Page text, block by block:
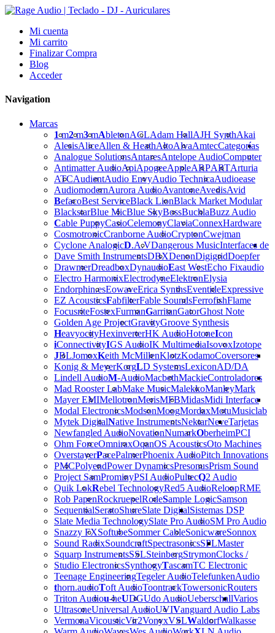
Mi cuenta
Mi carrito
Finalizar Compra
Blog
Acceder
Navigation
Marcas
1m2m3mAbletonACLAdam HallAJH SynthAkai
AlesisAliceAllen & HeathAltoAlvaAmtec
Analogue SolutionsAntaresAntelope Audio
Antimatter AudioApiApogeeAppleARPARTArturia
ATCAudientAudio EnvyAudio TechnicaAudioease
AudiomodernAurora AudioAvantoneAvedisAvid
BefacoBest ServiceBlack LionBlack Market Modular
BlackstarBlue MicBlue SkyBossBuchlaBuzz Audio
Cable PuppyCasioCelemonyClaviaConnex
CosmotronicCranborne AudioCryptonCwejman
Cyclone AnalogicD.A.VDangerous Music
Dave Smith InstrumentsDBXDenonDigigridDoepfer
DrawmerDreadboxDynaudioEast WestEcho Fix
Electro HarmonixElectrodyneElektronElysia
Endorphin.esEowaveErica SynthsEventideExpressive
EZ AcousticsFabfilterFable SoundsFerrofishFlame
FocusriteFostexFurmanGarritanGatorGhost Note
Golden Age ProjectGravityGroove Synthesis
HeavyocityHexinverterHK AudioHotoneIcon
iConnectivityIGS AudioIK MultimediaIsovoxIzotope
JBLJomoxKeith McMillenKlotzKodamo
Konig & MeyerKorgLD SystemsLexicon
Lindell AudioM-AudioMacbethMackie
Mad Rooster LabMake MusicMalekkoManleyMark
Mayer EMIMellotronMerisMFBMidas
Modal ElectronicsModsonMoogMordaxMotuMusiclab
Mytek DigitalNative InstrumentsNektarNeve
Newfangled AudioNovationNumarkOberheim
Ohm ForceOmniraxOqanOS AcousticsOto Machines
OverstayerPacePalmerPhoenix AudioPitch Innovations
PMCPolyendPower DynamicsPresonusPrism Sound
Project SamProminyPSI AudioPultecQ2 Audio
Quik LokRebel TechnologyRed5 AudioReloopRME
Rob PapenRockruepelRodeSample LogicSamson
SequentialSeratoShureSlate Digital
Slate Media TechnologySlate Pro AudioSM Pro Audio
Snazzy FXSoftubeSommer CableSonicwareSonnox
Sound RadixSoundcraftSpectrasonicsSPL
Squarp InstrumentsSSLSteinbergStrymon
Studio ElectronicsSynthogyTascamTC Electronic
Teenage EngineeringTegeler AudioTelefunken
thorn.audioToft AudioToontrackTowersonic
Triton Audiou-heUDGUdo AudioUeberschall
UltrasoneUniversal AudioUVIVanguard Audio Labs
VermonaVicousticVir2VonyxVSLWaldorfWalkasse
Categorías
Computer
Hardware
Interfaces de
audio
Coversores
AD/DA
Controladores
Midi Interface
Tarjetas
PCI
Sistemas DSP
Master
Clocks /
Audio
Routers
Varios